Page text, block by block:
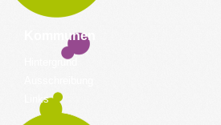
Kommunen
Hintergrund
Links